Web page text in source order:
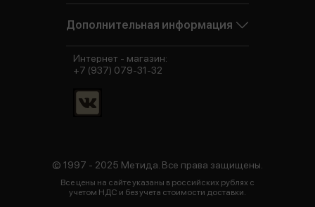
Дополнительная информация
© 1997 - 2025 Метида. Все права защищены.
Все цены на сайте указаны в российских рублях с
учетом НДС и без учета стоимости доставки.
Интернет - магазин:
+7 (937) 079-31-32